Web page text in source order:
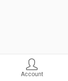
Account